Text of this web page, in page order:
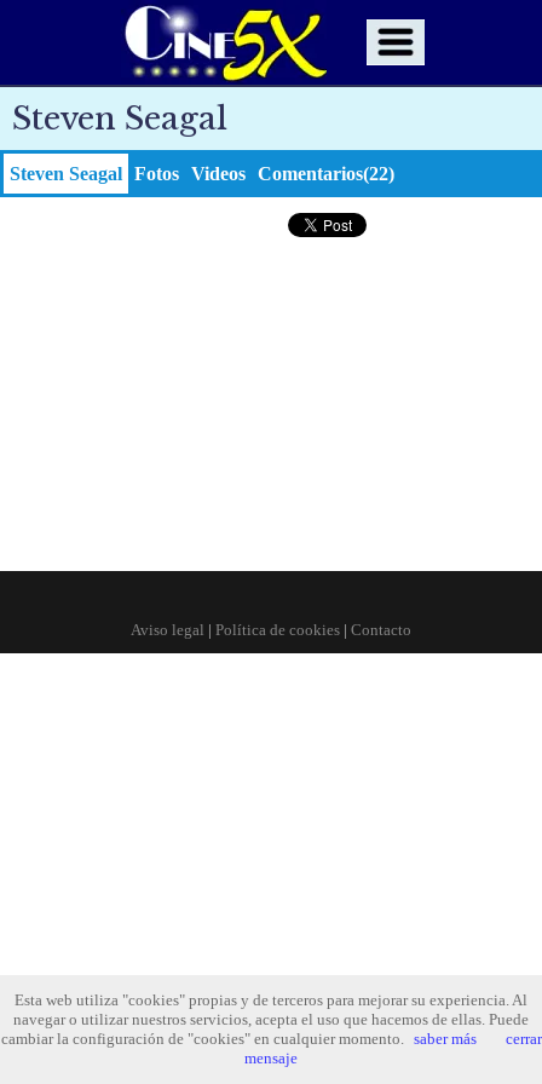
Steven Seagal
Steven Seagal Fotos Videos Comentarios(22)
Aviso legal | Política de cookies | Contacto
Esta web utiliza "cookies" propias y de terceros para mejorar su experiencia. Al
navegar o utilizar nuestros servicios, acepta el uso que hacemos de ellas. Puede
cambiar la configuración de "cookies" en cualquier momento. saber más
cerrar
mensaje